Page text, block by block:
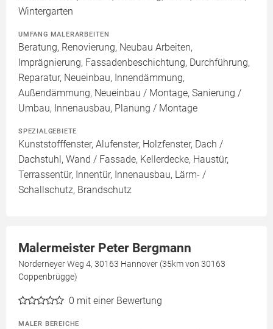
Wintergarten
UMFANG MALERARBEITEN
Beratung, Renovierung, Neubau Arbeiten,
Imprägnierung, Fassadenbeschichtung, Durchführung,
Reparatur, Neueinbau, Innendämmung,
Außendämmung, Neueinbau / Montage, Sanierung /
Umbau, Innenausbau, Planung / Montage
SPEZIALGEBIETE
Kunststofffenster, Alufenster, Holzfenster, Dach /
Dachstuhl, Wand / Fassade, Kellerdecke, Haustür,
Terrassentür, Innentür, Innenausbau, Lärm- /
Schallschutz, Brandschutz
Malermeister Peter Bergmann
Norderneyer Weg 4, 30163 Hannover (35km von 30163
Coppenbrügge)
0 mit einer Bewertung
MALER BEREICHE